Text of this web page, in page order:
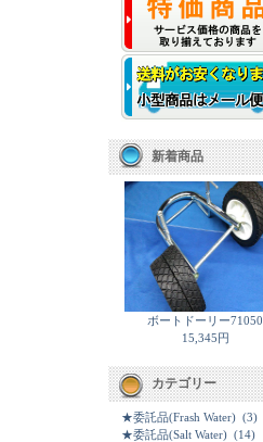
新着商品
ボートドーリー71050
15,345円
カテゴリー
★委託品(Frash Water) (3)
★委託品(Salt Water) (14)